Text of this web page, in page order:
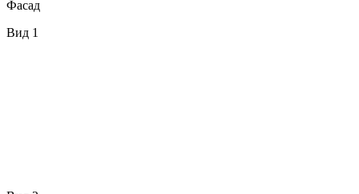
Фасад
Вид 1